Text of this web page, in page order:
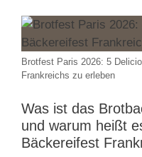
Brotfest Paris 2026: 5
Frankreichs zu erleben
Was ist das
und warum heißt
Bäckereifest